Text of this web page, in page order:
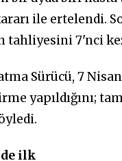
ile ertelendi.
tahliyesini 7'nci
Sürücü, 7
yapıldığını;
ilk